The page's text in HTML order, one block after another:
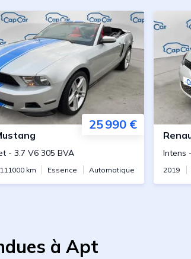
25 990 €
- 3.7 V6 305 BVA
111000km Essence Automatique
Intens -
2019
à Apt